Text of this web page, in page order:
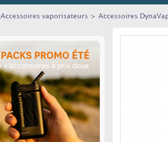
Accessoires vaporisateurs > Accessoires